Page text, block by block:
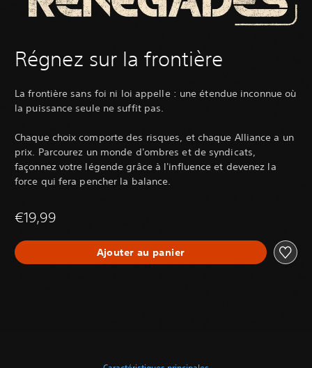
Régnez sur la frontière
La frontière sans foi ni loi appelle : une étendue inconnue où
la puissance seule ne suffit pas.
Chaque choix comporte des risques, et chaque Alliance a un
prix. Parcourez un monde d'ombres et de syndicats,
façonnez votre légende grâce à l'influence et devenez la
force qui fera pencher la balance.
€19,99
Ajouter au panier